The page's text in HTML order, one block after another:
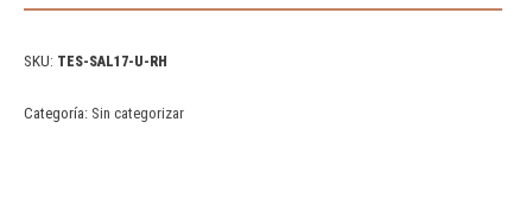
SKU: TES-SAL17-U-RH
Categoría: Sin categorizar